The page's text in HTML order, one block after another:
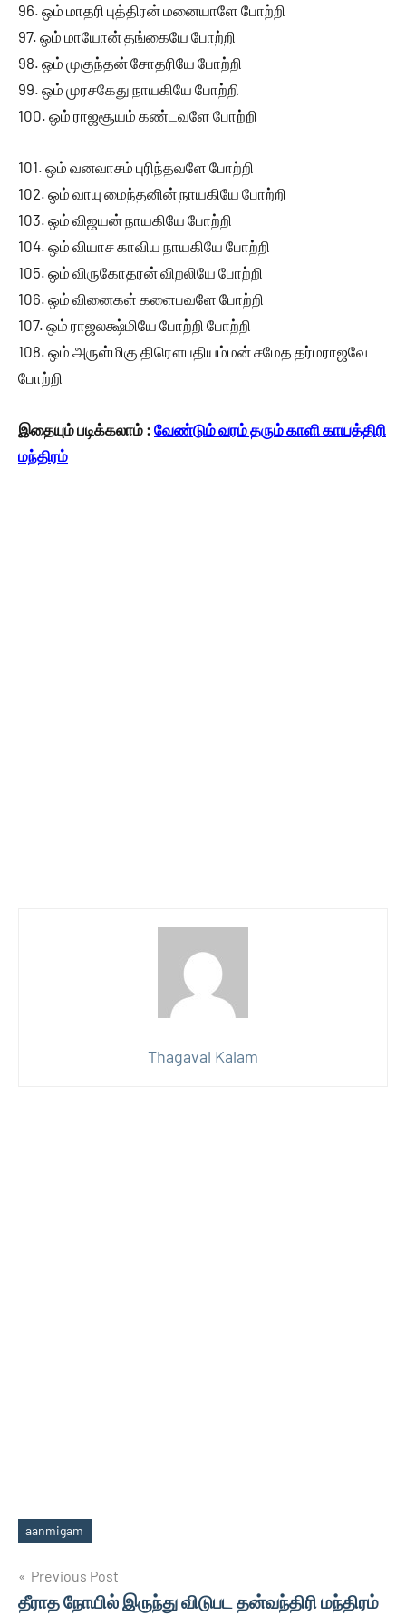
96. ஒம் மாதரி புத்திரன் மனையாளே போற்றி
97. ஒம் மாயோன் தங்கையே போற்றி
98. ஒம் முகுந்தன் சோதரியே போற்றி
99. ஒம் முரசகேது நாயகியே போற்றி
100. ஒம் ராஜசூயம் கண்டவளே போற்றி
101. ஒம் வனவாசம் புரிந்தவளே போற்றி
102. ஒம் வாயு மைந்தனின் நாயகியே போற்றி
103. ஒம் விஜயன் நாயகியே போற்றி
104. ஒம் வியாச காவிய நாயகியே போற்றி
105. ஒம் விருகோதரன் விறலியே போற்றி
106. ஒம் வினைகள் களைபவளே போற்றி
107. ஒம் ராஜலக்ஷ்மியே போற்றி போற்றி
108. ஒம் அருள்மிகு திரௌபதியம்மன் சமேத தர்மராஜவே
போற்றி
இதையும் படிக்கலாம் : வேண்டும் வரம் தரும் காளி காயத்திரி
மந்திரம்
Thagaval Kalam
Tags
aanmigam
Post
Previous Post
தீராத நோயில் இருந்து விடுபட தன்வந்திரி மந்திரம்